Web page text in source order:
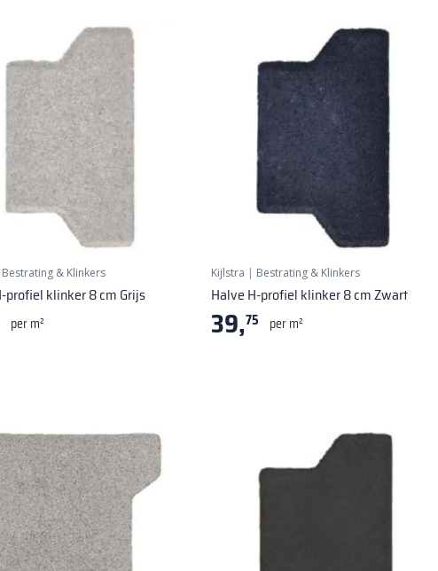
Bestrating & Klinkers
profiel klinker 8 cm Grijs
per m²
Kijlstra | Bestrating & Klinkers
Halve H-profiel klinker 8 cm Zwart
39,75 per m²